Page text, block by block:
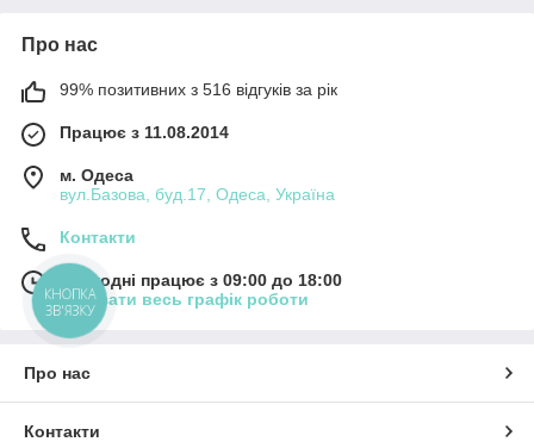
Про нас
99% позитивних з 516 відгуків за рік
Працює з 11.08.2014
м. Одеса
вул.Базова, буд.17, Одеса, Україна
Контакти
Сьогодні працює з 09:00 до 18:00
Показати весь графік роботи
Про нас
Контакти
КНОПКА
ЗВ'ЯЗКУ